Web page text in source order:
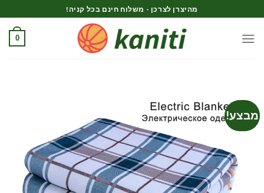
to
content
מהיצרן לצרכן - משלוח חינם בכל קניה!
0
מבצע!